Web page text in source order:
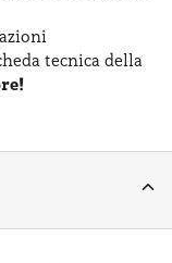
tecnica della